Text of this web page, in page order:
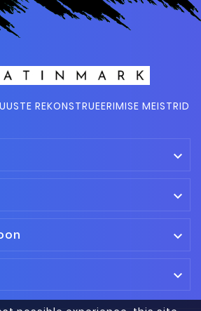
REKONSTRUEERIMISE MEISTRID



